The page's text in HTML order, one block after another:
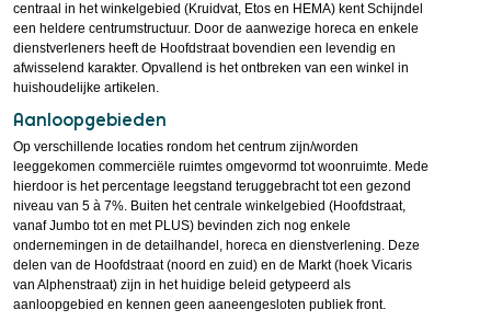
centraal in het winkelgebied (Kruidvat, Etos en HEMA) kent Schijndel
een heldere centrumstructuur. Door de aanwezige horeca en enkele
dienstverleners heeft de Hoofdstraat bovendien een levendig en
afwisselend karakter. Opvallend is het ontbreken van een winkel in
huishoudelijke artikelen.
Aanloopgebieden
Op verschillende locaties rondom het centrum zijn/worden
leeggekomen commerciële ruimtes omgevormd tot woonruimte. Mede
hierdoor is het percentage leegstand teruggebracht tot een gezond
niveau van 5 à 7%. Buiten het centrale winkelgebied (Hoofdstraat,
vanaf Jumbo tot en met PLUS) bevinden zich nog enkele
ondernemingen in de detailhandel, horeca en dienstverlening. Deze
delen van de Hoofdstraat (noord en zuid) en de Markt (hoek Vicaris
van Alphenstraat) zijn in het huidige beleid getypeerd als
aanloopgebied en kennen geen aaneengesloten publiek front.